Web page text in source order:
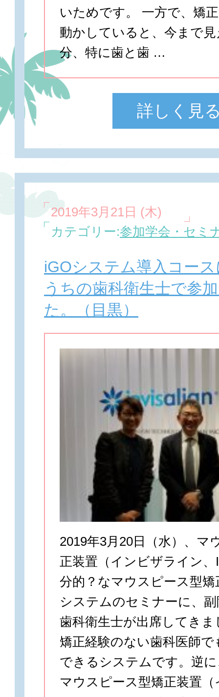
いためです。 一方で、矯
動かしていると、今まで
分、特に歯と歯 …
詳しく見
2019年3月21日 (木)
カテゴリー:参加学会・セミ
iGOシステム導入コー
うちの歯科衛生士で参
た。（目黒）
2019年3月20日（水）、マ
正装置（インビザライン
分的？なマウスピース型矯
システムのセミナーに、
歯科衛生士が出席してき
矯正経験のない歯科医師
できるシステムです。逆
マウスピース型矯正装置